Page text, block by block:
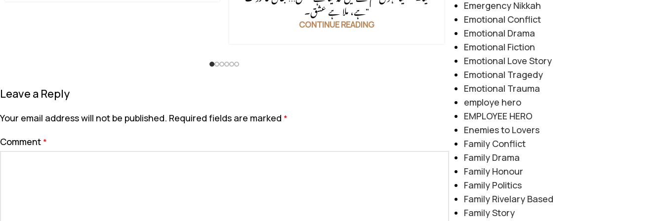
ہے، ملا ہے عشق۔"
CONTINUE READING
CONTINUE READING
Leave a Reply
Your email address will not be published. Required fields are marked *
Comment *
Emergency Nikkah
Emotional Conflict
Emotional Drama
Emotional Fiction
Emotional Love Story
Emotional Tragedy
Emotional Trauma
employe hero
EMPLOYEE HERO
Enemies to Lovers
Family Conflict
Family Drama
Family Honour
Family Politics
Family Rivelary Based
Family Story